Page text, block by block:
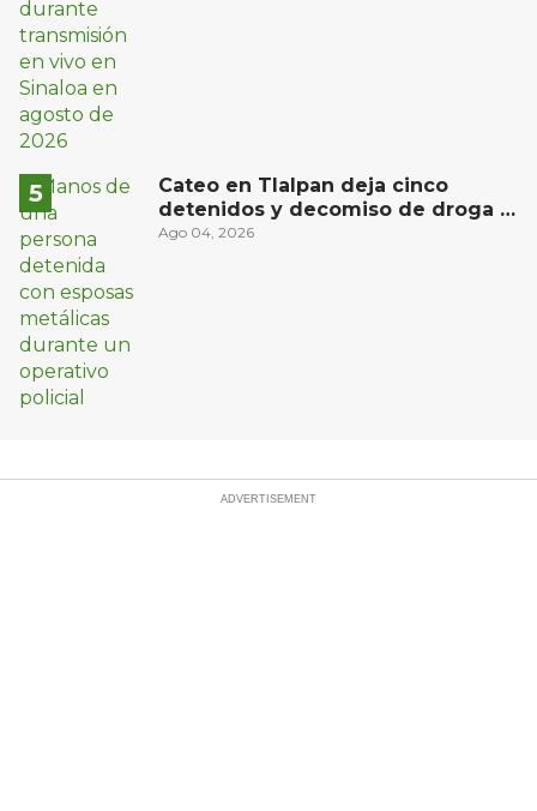
Cateo en Tlalpan deja cinco
detenidos y decomiso de droga y
un arma
Ago 04, 2026